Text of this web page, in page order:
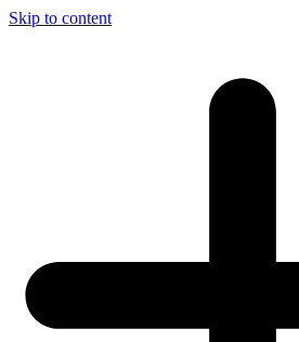
Skip to content